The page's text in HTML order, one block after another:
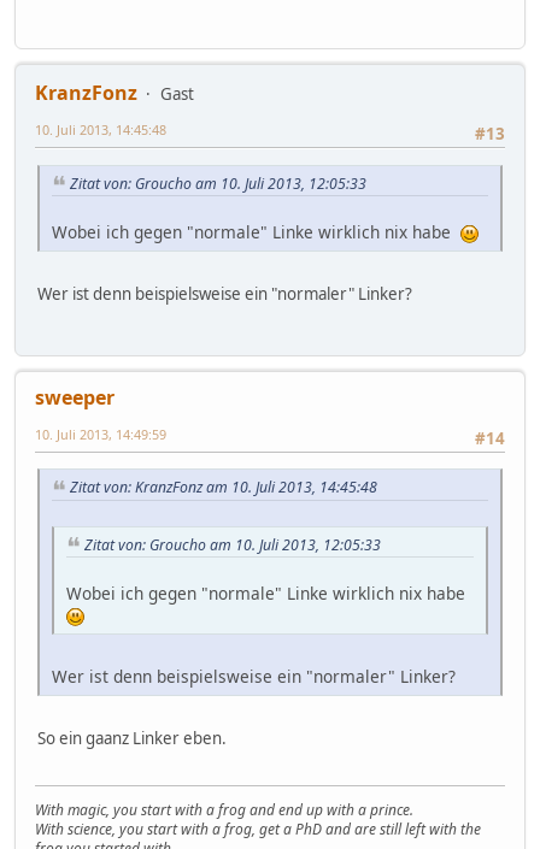
KranzFonz
Gast
#13
10. Juli 2013, 14:45:48
Zitat von: Groucho am 10. Juli 2013, 12:05:33
Wobei ich gegen "normale" Linke wirklich nix habe
Wer ist denn beispielsweise ein "normaler" Linker?
sweeper
#14
10. Juli 2013, 14:49:59
Zitat von: KranzFonz am 10. Juli 2013, 14:45:48
Zitat von: Groucho am 10. Juli 2013, 12:05:33
Wobei ich gegen "normale" Linke wirklich nix habe
Wer ist denn beispielsweise ein "normaler" Linker?
So ein gaanz Linker eben.
With magic, you start with a frog and end up with a prince.
With science, you start with a frog, get a PhD and are still left with the